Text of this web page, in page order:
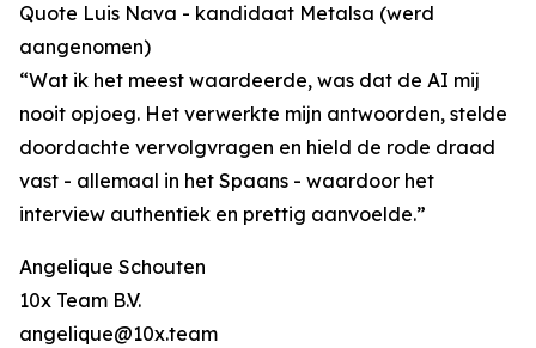
Quote Luis Nava - kandidaat Metalsa (werd
aangenomen)
“Wat ik het meest waardeerde, was dat de AI mij
nooit opjoeg. Het verwerkte mijn antwoorden, stelde
doordachte vervolgvragen en hield de rode draad
vast - allemaal in het Spaans - waardoor het
interview authentiek en prettig aanvoelde.”
Angelique Schouten
10x Team B.V.
angelique@10x.team